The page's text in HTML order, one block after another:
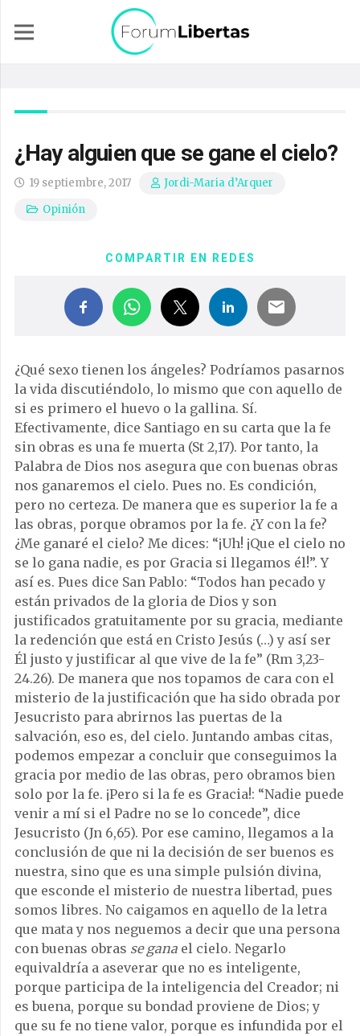
¿Hay alguien que se gane el cielo?
19 septiembre, 2017
Jordi-Maria d’Arquer
Opinión
COMPARTIR EN REDES
¿Qué sexo tienen los ángeles? Podríamos pasarnos
la vida discutiéndolo, lo mismo que con aquello de
si es primero el huevo o la gallina. Sí.
Efectivamente, dice Santiago en su carta que la fe
sin obras es una fe muerta (St 2,17). Por tanto, la
Palabra de Dios nos asegura que con buenas obras
nos ganaremos el cielo. Pues no. Es condición,
pero no certeza. De manera que es superior la fe a
las obras, porque obramos por la fe. ¿Y con la fe?
¿Me ganaré el cielo? Me dices: “¡Uh! ¡Que el cielo no
se lo gana nadie, es por Gracia si llegamos él!”. Y
así es. Pues dice San Pablo: “Todos han pecado y
están privados de la gloria de Dios y son
justificados gratuitamente por su gracia, mediante
la redención que está en Cristo Jesús (…) y así ser
Él justo y justificar al que vive de la fe” (Rm 3,23-
24.26). De manera que nos topamos de cara con el
misterio de la justificación que ha sido obrada por
Jesucristo para abrirnos las puertas de la
salvación, eso es, del cielo. Juntando ambas citas,
podemos empezar a concluir que conseguimos la
gracia por medio de las obras, pero obramos bien
solo por la fe. ¡Pero si la fe es Gracia!: “Nadie puede
venir a mí si el Padre no se lo concede”, dice
Jesucristo (Jn 6,65). Por ese camino, llegamos a la
conclusión de que ni la decisión de ser buenos es
nuestra, sino que es una simple pulsión divina,
que esconde el misterio de nuestra libertad, pues
somos libres. No caigamos en aquello de la letra
que mata y nos neguemos a decir que una persona
con buenas obras se gana el cielo. Negarlo
equivaldría a aseverar que no es inteligente,
porque participa de la inteligencia del Creador; ni
es buena, porque su bondad proviene de Dios; y
que su fe no tiene valor, porque es infundida por el